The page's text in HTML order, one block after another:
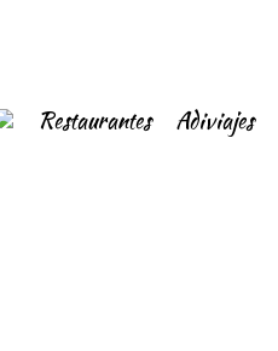
Restaurantes Adiviajes